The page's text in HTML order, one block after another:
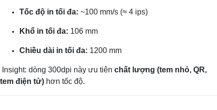
Tốc độ in tối đa: ~100 mm/s (≈ 4 ips)
Khổ in tối đa: 106 mm
Chiều dài in tối đa: 1200 mm
Insight: dòng 300dpi này ưu tiên chất lượng (tem nhỏ, QR,
tem điện tử) hơn tốc độ.